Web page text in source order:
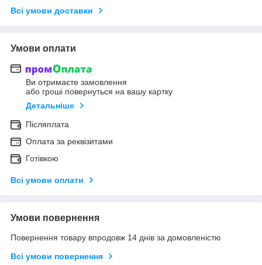
Всі умови доставки
Умови оплати
Ви отримаєте замовлення
або гроші повернуться на вашу картку
Детальніше
Післяплата
Оплата за реквізитами
Готівкою
Всі умови оплати
Умови повернення
Повернення товару впродовж 14 днів за домовленістю
Всі умови повернення